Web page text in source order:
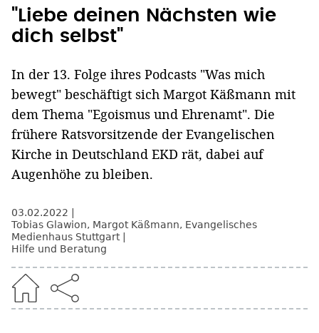
"Liebe deinen Nächsten wie
dich selbst"
In der 13. Folge ihres Podcasts "Was mich
bewegt" beschäftigt sich Margot Käßmann mit
dem Thema "Egoismus und Ehrenamt". Die
frühere Ratsvorsitzende der Evangelischen
Kirche in Deutschland EKD rät, dabei auf
Augenhöhe zu bleiben.
03.02.2022
Tobias Glawion, Margot Käßmann, Evangelisches
Medienhaus Stuttgart
Hilfe und Beratung